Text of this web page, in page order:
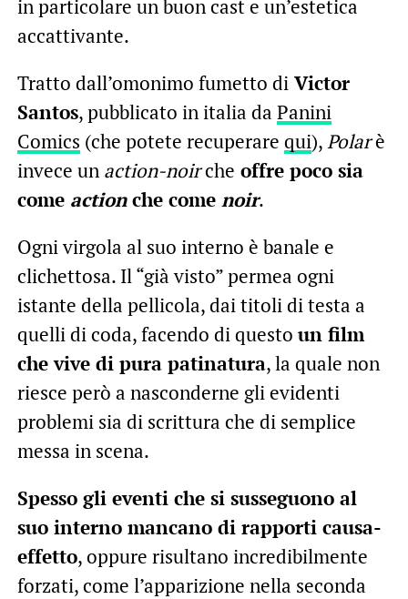
in particolare un buon cast e un’estetica
accattivante.
Tratto dall’omonimo fumetto diVictor
Santos, pubblicato in italia da Panini
Comics (che potete recuperare qui),Polarè
invece un action-noirche offre poco sia
come actionche come noir.
Ogni virgola al suo interno è banale e
clichettosa. Il “già visto” permea ogni
istante della pellicola, dai titoli di testa a
quelli di coda, facendo di questo un film
che vive di pura patinatura, la quale non
riesce però a nasconderne gli evidenti
problemi sia di scrittura che di semplice
messa in scena.
Spesso gli eventi che si susseguono al
suo interno mancano di rapporti causa-
effetto, oppure risultano incredibilmente
forzati, come l’apparizione nella seconda